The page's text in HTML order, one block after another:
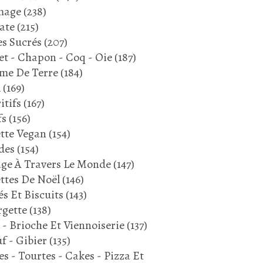
SAUMON
PLAT COMPLET
(238)
(215)
Sucrés (207)
- Chapon - Coq - Oie(187)
De Terre(184)
(169)
(167)
(156)
Vegan (154)
(154)
À Travers Le Monde(147)
De Noël(146)
Et Biscuits (143)
(138)
Brioche Et Viennoiserie(137)
- Gibier (135)
- Tourtes - Cakes - Pizza Et